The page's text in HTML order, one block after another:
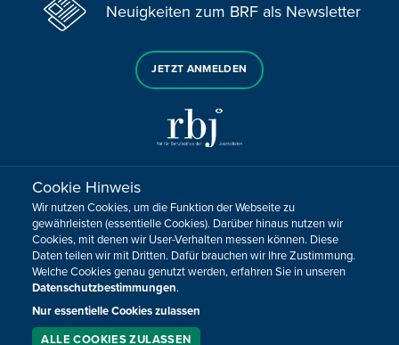
Neuigkeiten zum BRF als Newsletter
JETZT ANMELDEN
Sie haben noch Fragen oder Anmerkungen?
KONTAKTIEREN SIE UNS!
Impressum Datenschutz Kontakt
Barrierefreiheit
Cookie-Zustimmung anpassen
Design, Konzept & Programmierung:
Cookie Hinweis
Wir nutzen Cookies, um die Funktion der Webseite zu
gewährleisten (essentielle Cookies). Darüber hinaus nutzen wir
Cookies, mit denen wir User-Verhalten messen können. Diese
Daten teilen wir mit Dritten. Dafür brauchen wir Ihre Zustimmung.
Welche Cookies genau genutzt werden, erfahren Sie in unseren
Datenschutzbestimmungen.
Nur essentielle Cookies zulassen
ALLE COOKIES ZULASSEN